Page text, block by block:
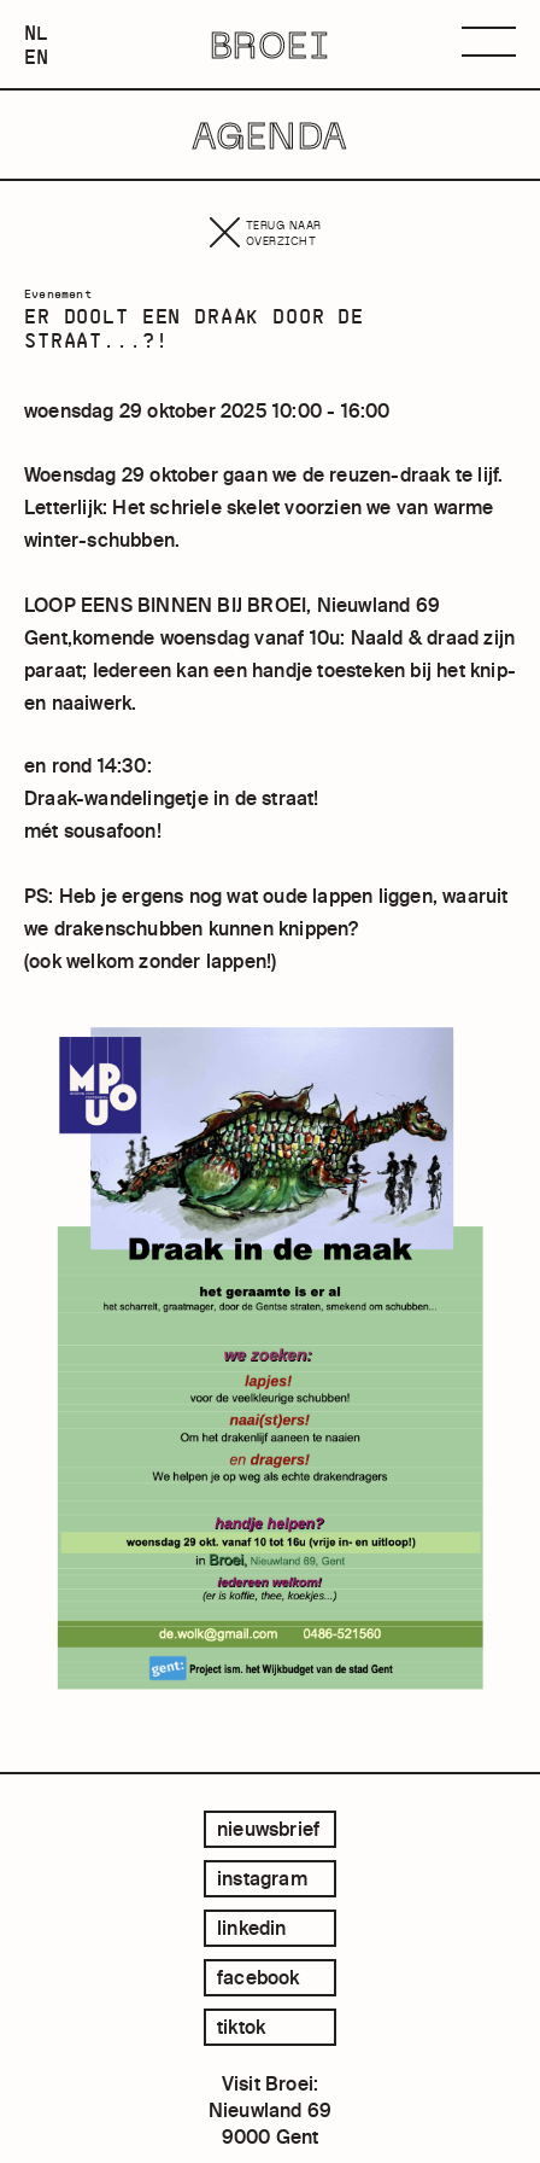
NEDERLANDS
NL
ENGLISH
EN BROEI
AGENDA
TERUG NAAR
OVERZICHT
Evenement
ER DOOLT EEN DRAAK DOOR DE
STRAAT...?!
woensdag 29 oktober 2025 10:00 - 16:00
Woensdag 29 oktober gaan we de reuzen-draak te lijf.
Letterlijk: Het schriele skelet voorzien we van warme
winter-schubben.
LOOP EENS BINNEN BIJ BROEI, Nieuwland 69
Gent,komende woensdag vanaf 10u: Naald & draad zijn
paraat; Iedereen kan een handje toesteken bij het knip-
en naaiwerk.
en rond 14:30:
Draak-wandelingetje in de straat!
mét sousafoon!
PS: Heb je ergens nog wat oude lappen liggen, waaruit
we drakenschubben kunnen knippen?
(ook welkom zonder lappen!)
nieuwsbrief
instagram
linkedin
facebook
tiktok
Visit Broei:
Nieuwland 69
9000 Gent